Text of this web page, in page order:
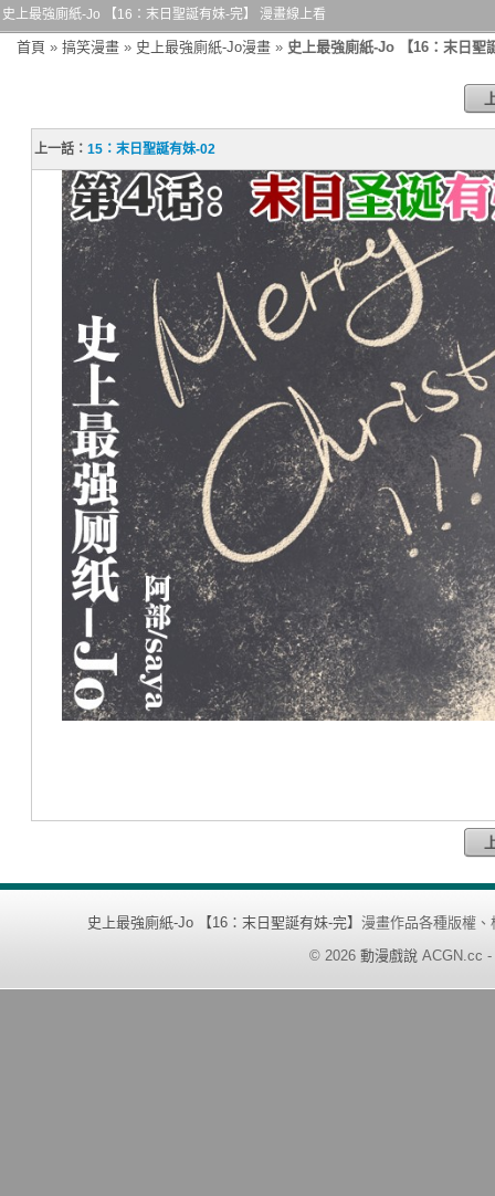
史上最強廁紙-Jo 【16：末日聖誕有妹-完】 漫畫線上看
首頁 » 搞笑漫畫 » 史上最強廁紙-Jo漫畫 » 史上最強廁紙-Jo 【16：末日聖
上一話：15：末日聖誕有妹-02
史上最強廁紙-Jo 【16：末日聖誕有妹-完】 漫畫作品各種版權
© 2026 動漫戲說 ACGN.cc